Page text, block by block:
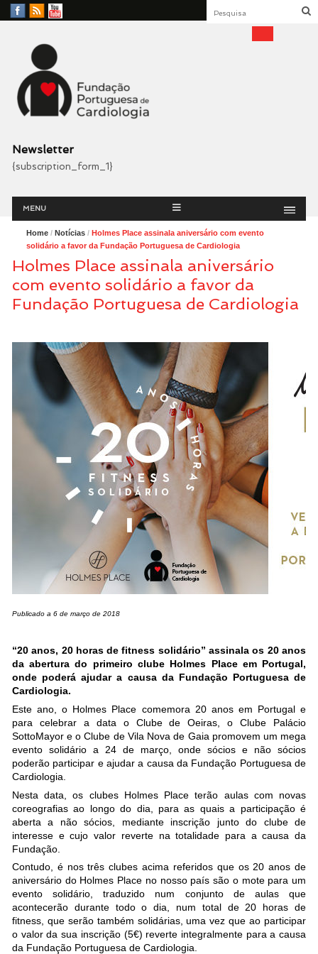
Facebook
RSS
YouTube
Fundação Portuguesa
Cardiologia
Newsletter
{subscription_form_1}
Menu
MENU
Home/ Notícias/ Holmes Place assinala aniversário com evento
solidário a favor da Fundação Portuguesa de Cardiologia
Holmes Place assinala aniversário
com evento solidário a favor da
Fundação Portuguesa de Cardiologia
Publicado a 6 de março de 2018
“20 anos, 20 horas de fitness solidário” assinala os 20 anos
da abertura do primeiro clube Holmes Place em Portugal,
onde poderá ajudar a causa da Fundação Portuguesa de
Cardiologia.
Este ano, o Holmes Place comemora 20 anos em Portugal e
para celebrar a data o Clube de Oeiras, o Clube Palácio
SottoMayor e o Clube de Vila Nova de Gaia promovem um mega
evento solidário a 24 de março, onde sócios e não sócios
poderão participar e ajudar a causa da Fundação Portuguesa de
Cardiologia.
Nesta data, os clubes Holmes Place terão aulas com novas
coreografias ao longo do dia, para as quais a participação é
aberta a não sócios, mediante inscrição junto do clube de
interesse e cujo valor reverte na totalidade para a causa da
Fundação.
Contudo, é nos três clubes acima referidos que os 20 anos de
aniversário do Holmes Place no nosso país são o mote para um
evento solidário, traduzido num conjunto de aulas que
acontecerão durante todo o dia, num total de 20 horas de
fitness, que serão também solidárias, uma vez que ao participar
o valor da sua inscrição (5€) reverte integralmente para a causa
da Fundação Portuguesa de Cardiologia.